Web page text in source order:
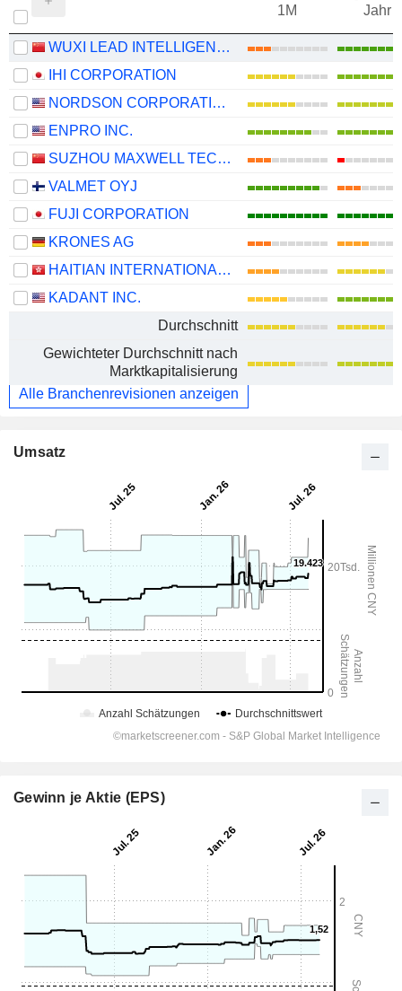
1M
Jahr
WUXI LEAD INTELLIGENT EQUIPMENT CO.,LTD.
IHI CORPORATION
NORDSON CORPORATION
ENPRO INC.
SUZHOU MAXWELL TECHNOLOGIES CO., LTD.
VALMET OYJ
FUJI CORPORATION
KRONES AG
HAITIAN INTERNATIONAL HOLDINGS LIMITED
KADANT INC.
Durchschnitt
Gewichteter Durchschnitt nach
Marktkapitalisierung
Alle Branchenrevisionen anzeigen
Umsatz
Gewinn je Aktie (EPS)